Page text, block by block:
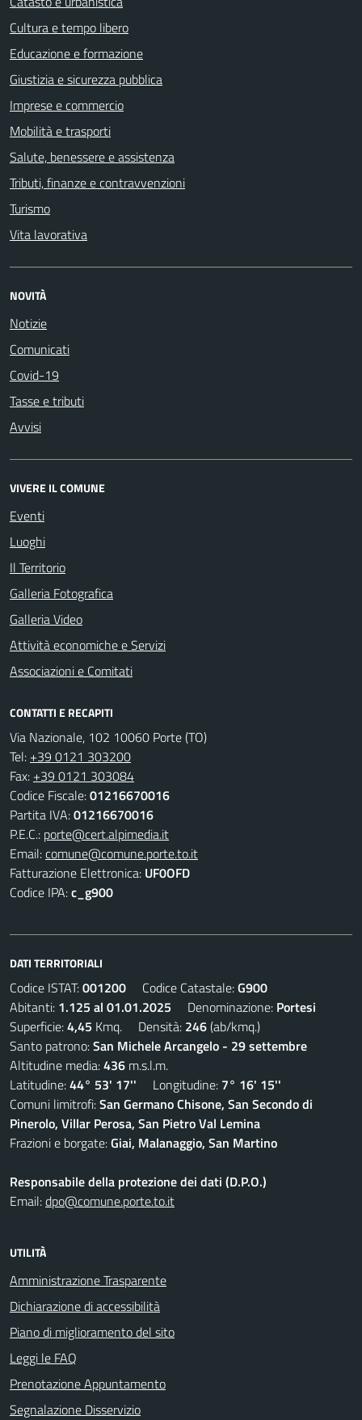
Cultura e tempo libero
Educazione e formazione
Giustizia e sicurezza pubblica
Imprese e commercio
Mobilità e trasporti
Salute, benessere e assistenza
Tributi, finanze e contravvenzioni
Turismo
Vita lavorativa
NOVITÀ
Notizie
Comunicati
Covid-19
Tasse e tributi
Avvisi
VIVERE IL COMUNE
Eventi
Luoghi
Il Territorio
Galleria Fotografica
Galleria Video
Attività economiche e Servizi
Associazioni e Comitati
CONTATTI E RECAPITI
Via Nazionale, 102 10060 Porte (TO)
Tel: +39 0121 303200
Fax: +39 0121 303084
Codice Fiscale:01216670016
Partita IVA:01216670016
P.E.C.: porte@cert.alpimedia.it
Email:comune@comune.porte.to.it
Fatturazione Elettronica: UF0OFD
Codice IPA:c_g900
DATI TERRITORIALI
Codice ISTAT:001200 Codice Catastale:G900
Abitanti: 1.125 al 01.01.2025 Denominazione: Portesi
Superficie:4,45 Kmq. Densità: 246(ab/kmq.)
Santo patrono:San Michele Arcangelo - 29 settembre
Altitudine media:436 m.s.l.m.
Latitudine:44° 53' 17'' Longitudine: 7° 16' 15''
Comuni limitrofi:San Germano Chisone, San Secondo di
Pinerolo, Villar Perosa, San Pietro Val Lemina
Frazioni e borgate:Giai, Malanaggio, San Martino
Responsabile della protezione dei dati (D.P.O.)
Email:dpo@comune.porte.to.it
UTILITÀ
Amministrazione Trasparente
Dichiarazione di accessibilità
Piano di miglioramento del sito
Leggi le FAQ
Prenotazione Appuntamento
Segnalazione Disservizio